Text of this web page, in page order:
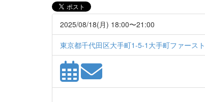
2025/08/18(月) 18:00〜21:00
東京都千代田区大手町1-5-1大手町ファース